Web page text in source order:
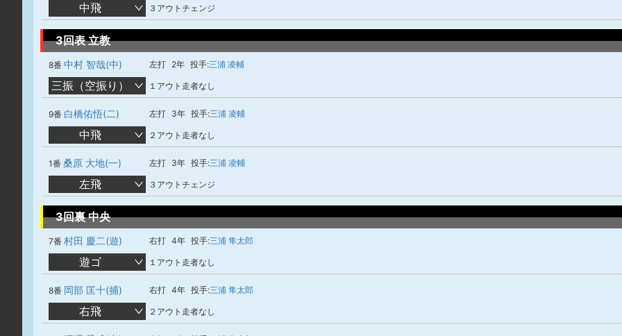
中飛 ３アウトチェンジ
3回表 立教
8番 中村 智哉(中) 左打 2年 投手:三浦 凌輔
三振（空振り） １アウト走者なし
9番 白橋佑悟(二) 左打 3年 投手:三浦 凌輔
中飛 ２アウト走者なし
1番 桑原 大地(一) 左打 3年 投手:三浦 凌輔
左飛 ３アウトチェンジ
3回裏 中央
7番 村田 慶二(遊) 右打 4年 投手:三浦 隼太郎
遊ゴ １アウト走者なし
8番 岡部 匡十(捕) 右打 4年 投手:三浦 隼太郎
右飛 ２アウト走者なし